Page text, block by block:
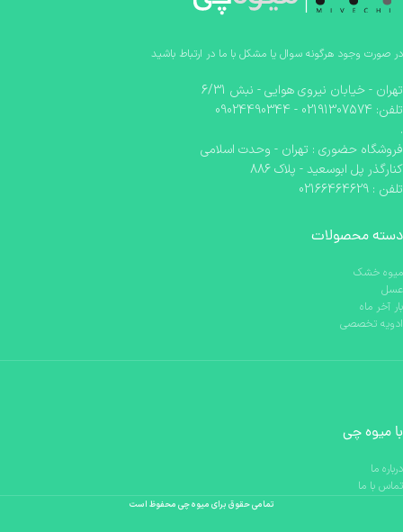
در صورت وجود هرگونه سوال یا مشکل با ما در ارتباط باشید
تهران - خیابان نیروی هوایی - نبش 6/31
تلفن: 02191307574 - 09024490344
.
فروشگاه حضوری : تهران - وحدت اسلامی
کنارگذر پل ابوسعید - پلاک 886
تلفن : 02166464629
دسته محصولات
میوه خشک
عسل
بار آخر ماه
ادویه تخصصی
با میوه چی
درباره ما
تماس با ما
تمامی حقوق برای میوه چی محفوظ است